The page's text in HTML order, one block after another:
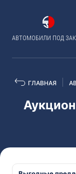
АВТОМОБИЛИ ПОД
ГЛАВНАЯ